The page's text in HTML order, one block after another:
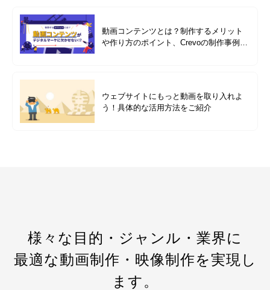
動画コンテンツとは？制作するメリット
や作り方のポイント、Crevoの制作事例も
ウェブサイトにもっと動画を取り入れよ
う！具体的な活用方法をご紹介
様々な目的・ジャンル・業界に
最適な動画制作・映像制作を実現し
ます。